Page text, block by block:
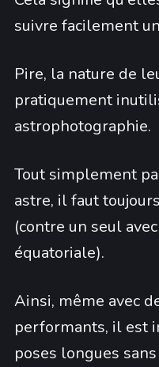
suivre facilement
Pire, la nature de
pratiquement
astrophotographie.
Tout simplement
astre, il faut
(contre un seul
équatoriale).
Ainsi, même avec
performants, il est
poses longues